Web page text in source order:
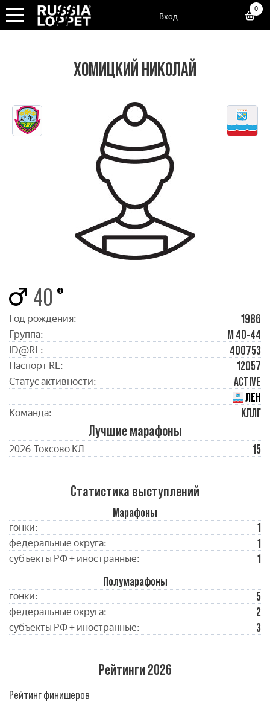
Вход
0
ХОМИЦКИЙ НИКОЛАЙ
40
Год рождения: 1986
Группа: М 40-44
ID@RL: 400753
Паспорт RL: 12057
Статус активности:
ACTIVE
ЛЕН
Команда: КЛЛГ
Лучшие марафоны
2026-Токсово КЛ 15
Статистика выступлений
Марафоны
гонки: 1
федеральные округа: 1
субъекты РФ + иностранные:
1
Полумарафоны
гонки: 5
федеральные округа: 2
субъекты РФ + иностранные: 3
Рейтинги 2026
Рейтинг финишеров